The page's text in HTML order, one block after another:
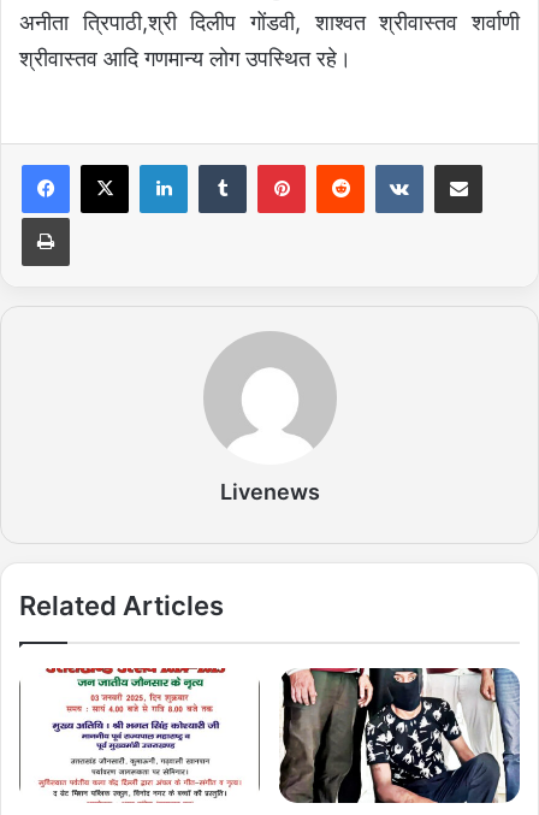
अनीता त्रिपाठी,श्री दिलीप गोंडवी, शाश्वत श्रीवास्तव शर्वाणी
श्रीवास्तव आदि गणमान्य लोग उपस्थित रहे।
Livenews
Related Articles